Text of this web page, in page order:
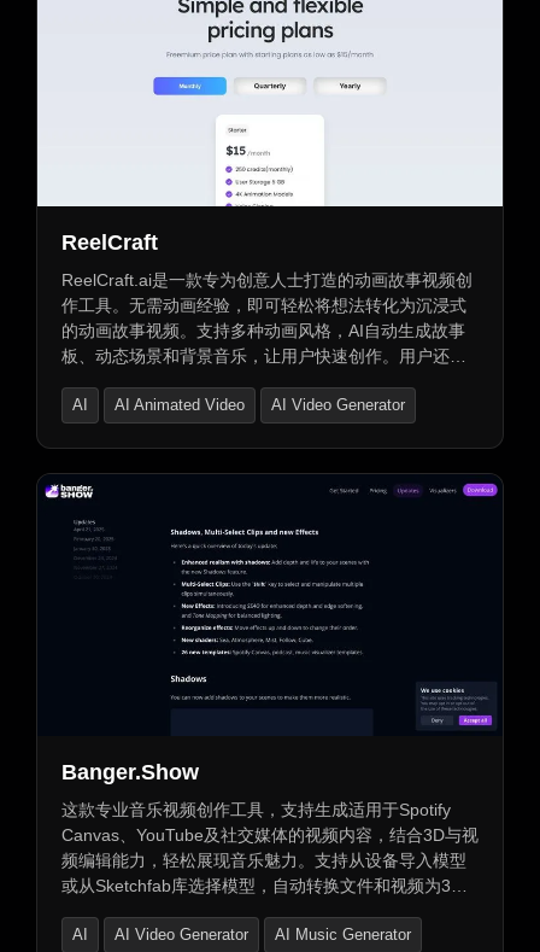
ReelCraft
ReelCraft.ai是一款专为创意人士打造的动画故事视频创
作工具。无需动画经验，即可轻松将想法转化为沉浸式
的动画故事视频。支持多种动画风格，AI自动生成故事
板、动态场景和背景音乐，让用户快速创作。用户还可
持多语言输入和输出，提供简单灵活的定价计划，包括
AI AI Animated Video AI Video Generator
Banger.Show
这款专业音乐视频创作工具，支持生成适用于Spotify
Canvas、YouTube及社交媒体的视频内容，结合3D与视
频编辑能力，轻松展现音乐魅力。支持从设备导入模型
或从Sketchfab库选择模型，自动转换文件和视频为3D
定义参数与自动化控制，支持相机位置与旋转设置、自
AI AI Video Generator AI Music Generator